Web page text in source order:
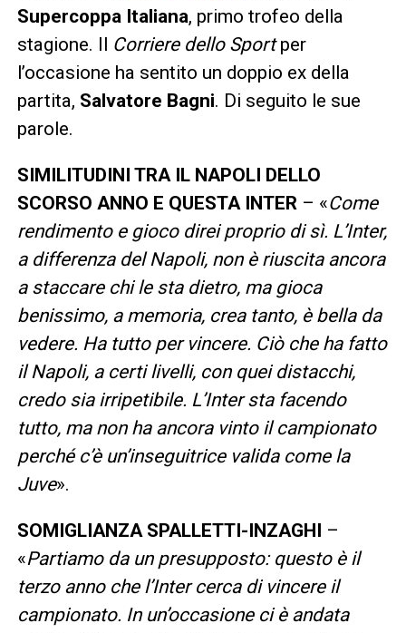
Supercoppa Italiana, primo trofeo della
stagione. Il Corriere dello Sportper
l’occasione ha sentito un doppio ex della
partita, Salvatore Bagni. Di seguito le sue
parole.
SIMILITUDINI TRA IL NAPOLI DELLO
SCORSO ANNO E QUESTA INTER – «Come
rendimento e gioco direi proprio di sì. L’Inter,
a differenza del Napoli, non è riuscita ancora
a staccare chi le sta dietro, ma gioca
benissimo, a memoria, crea tanto, è bella da
vedere. Ha tutto per vincere. Ciò che ha fatto
il Napoli, a certi livelli, con quei distacchi,
credo sia irripetibile. L’Inter sta facendo
tutto, ma non ha ancora vinto il campionato
perché c’è un’inseguitrice valida come la
Juve».
SOMIGLIANZA SPALLETTI-INZAGHI –
«Partiamo da un presupposto: questo è il
terzo anno che l’Inter cerca di vincere il
campionato. In un’occasione ci è andata